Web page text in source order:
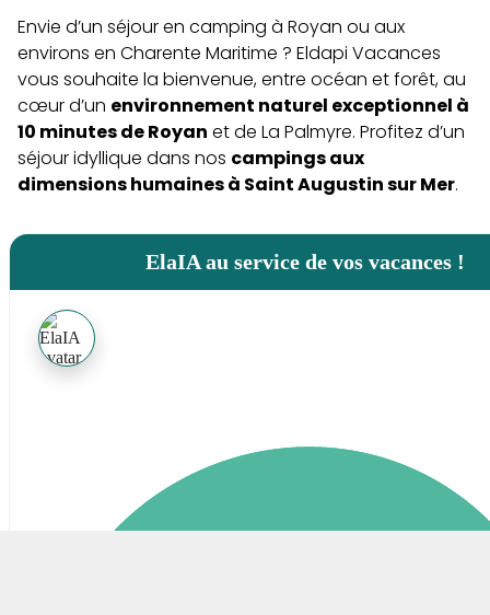
Envie d’un séjour en camping à Royan ou aux
environs en Charente Maritime ? Eldapi Vacances
vous souhaite la bienvenue, entre océan et forêt, au
cœur d’un environnement naturel exceptionnel à
10 minutes de Royan et de La Palmyre. Profitez d’un
séjour idyllique dans nos campings aux
dimensions humaines à Saint Augustin sur Mer.